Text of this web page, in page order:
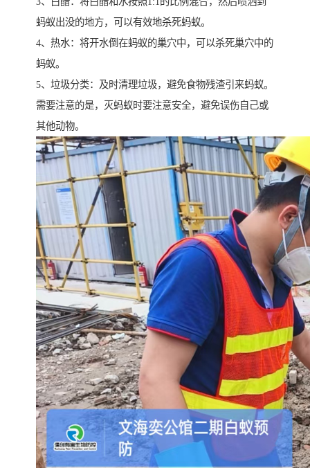
蚂蚁出没的地方，可以有效地杀死蚂蚁。
4、热水：将开水倒在蚂蚁的巢穴中，可以杀死巢穴中的
蚂蚁。
5、垃圾分类：及时清理垃圾，避免食物残渣引来蚂蚁。
需要注意的是，灭蚂蚁时要注意安全，避免误伤自己或
其他动物。